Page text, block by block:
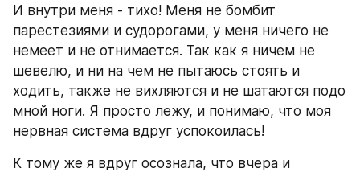
И внутри меня - тихо! Меня не бомбит
парестезиями и судорогами, у меня ничего не
немеет и не отнимается. Так как я ничем не
шевелю, и ни на чем не пытаюсь стоять и
ходить, также не вихляются и не шатаются подо
мной ноги. Я просто лежу, и понимаю, что моя
нервная система вдруг успокоилась!
К тому же я вдруг осознала, что вчера и